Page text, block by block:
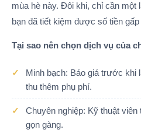
mùa hè này. Đôi khi, chỉ cần một
bạn đã tiết kiệm được số tiền
Tại sao nên chọn dịch vụ của
Minh bạch: Báo giá trước khi
thu thêm phụ phí.
Chuyên nghiệp: Kỹ thuật
gọn gàng.